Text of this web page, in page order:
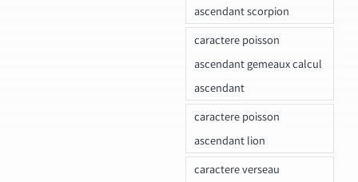
ascendant scorpion
caractere poisson
ascendant gemeaux calcul
ascendant
caractere poisson
ascendant lion
caractere verseau